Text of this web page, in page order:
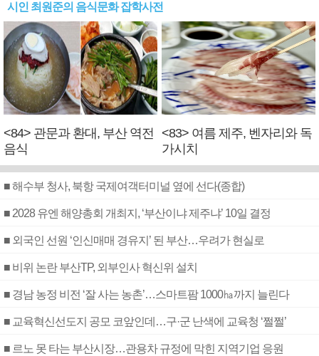
시인 최원준의 음식문화 잡학사전
<84> 관문과 환대, 부산 역전
음식
<83> 여름 제주, 벤자리와 독
가시치
■ 해수부 청사, 북항 국제여객터미널 옆에 선다(종합)
■ 2028 유엔 해양총회 개최지, ‘부산이냐 제주냐’ 10일 결정
■ 외국인 선원 ‘인신매매 경유지’ 된 부산…우려가 현실로
■ 비위 논란 부산TP, 외부인사 혁신위 설치
■ 경남 농정 비전 ‘잘 사는 농촌’…스마트팜 1000㏊까지 늘린다
■ 교육혁신선도지 공모 코앞인데…구·군 난색에 교육청 ‘쩔쩔’
■ 르노 못 타는 부산시장…관용차 규정에 막힌 지역기업 응원